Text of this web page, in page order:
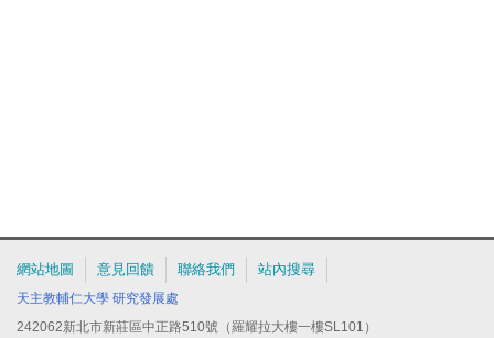
網站地圖 意見回饋 聯絡我們 站內搜尋
天主教輔仁大學 研究發展處
242062新北市新莊區中正路510號（羅耀拉大樓一樓SL101）